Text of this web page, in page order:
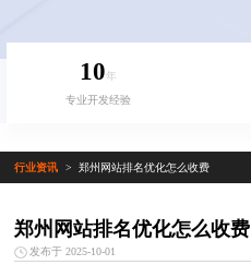
10年
专业开发经验
行业资讯 > 郑州网站排名优化怎么收费
郑州网站排名优化怎么收费
发布于 2025-10-01